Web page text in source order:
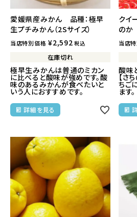
愛媛県産みかん 品種：極早
生プチみかん（2Sサイズ）
当店特別価格 ¥2,592 税込
在庫切れ
極早生みかんは普通のミカン
に比べると酸味が強めです。酸
味のあるみかんが食べたいと
いう人におすすめです。
詳細を見る
クイ
の
当店
酸味
【さ
ちご
ます。